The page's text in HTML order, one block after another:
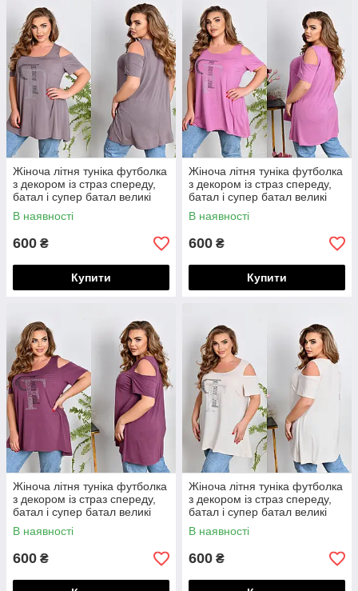
Жіноча літня туніка футболка
з декором із страз спереду,
батал і супер батал великі
розміри
В наявності
600 ₴
Купити
Жіноча літня туніка футболка
з декором із страз спереду,
батал і супер батал великі
розміри
В наявності
600 ₴
Купити
Жіноча літня туніка футболка
з декором із страз спереду,
батал і супер батал великі
розміри
В наявності
600 ₴
Жіноча літня туніка футболка
з декором із страз спереду,
батал і супер батал великі
розміри
В наявності
600 ₴